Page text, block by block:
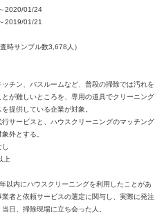
2020/01/24
2019/01/21
時サンプル数3,678人）
ッチン、バスルームなど、普段の掃除では汚れを
とが難しいところを、専用の道具でクリーニング
提供している企業が対象。
行サービスと、ハウスクリーニングのマッチング
外とする。
上
以内にハウスクリーニングを利用したことがあ
業者と依頼サービスの選定に関与し、実際に発注
日、掃除現場に立ち会った人。